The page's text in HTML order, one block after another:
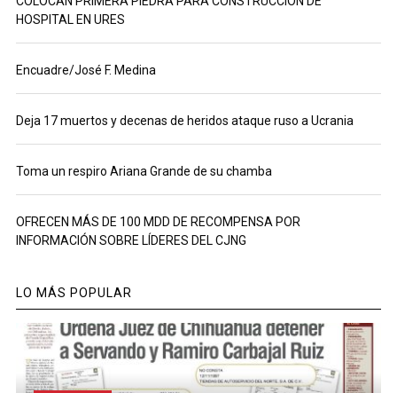
HOSPITAL EN URES
Encuadre/José F. Medina
Deja 17 muertos y decenas de heridos ataque ruso a Ucrania
Toma un respiro Ariana Grande de su chamba
OFRECEN MÁS DE 100 MDD DE RECOMPENSA POR
INFORMACIÓN SOBRE LÍDERES DEL CJNG
LO MÁS POPULAR